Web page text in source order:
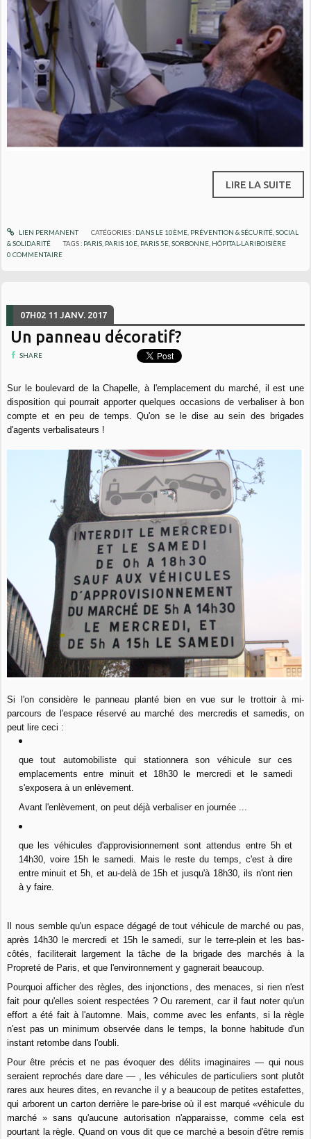
LIRE LA SUITE
LIEN PERMANENT CATÉGORIES : DANS LE 10ÈME, PRÉVENTION & SÉCURITÉ, SOCIAL
& SOLIDARITÉ
TAGS : PARIS PARIS 10E PARIS 5E ,SORBONNE HÔPITAL-LARIBOISIÈRE
0 COMMENTAIRE
07H02 11 JANV. 2017
Un panneau décoratif?
SHARE
Sur le boulevard de la Chapelle, à l'emplacement du marché, il est une
disposition qui pourrait apporter quelques occasions de verbaliser à bon
compte et en peu de temps. Qu'on se le dise au sein des brigades
d'agents verbalisateurs !
Si l'on considère le panneau planté bien en vue sur le trottoir à mi-
parcours de l'espace réservé au marché des mercredis et samedis, on
peut lire ceci :
que tout automobiliste qui stationnera son véhicule sur ces
emplacements entre minuit et 18h30 le mercredi et le samedi
s'exposera à un enlèvement.
Avant l'enlèvement, on peut déjà verbaliser en journée ...
que les véhicules d'approvisionnement sont attendus entre 5h et
14h30, voire 15h le samedi. Mais le reste du temps, c'est à dire
entre minuit et 5h, et au-delà de 15h et jusqu'à 18h30, ils n'ont rien
à y faire.
Il nous semble qu'un espace dégagé de tout véhicule de marché ou pas,
après 14h30 le mercredi et 15h le samedi, sur le terre-plein et les bas-
côtés, faciliterait largement la tâche de la brigade des marchés à la
Propreté de Paris, et que l'environnement y gagnerait beaucoup.
Pourquoi afficher des règles, des injonctions, des menaces, si rien n'est
fait pour qu'elles soient respectées ? Ou rarement, car il faut noter qu'un
effort a été fait à l'automne. Mais, comme avec les enfants, si la règle
n'est pas un minimum observée dans le temps, la bonne habitude d'un
instant retombe dans l'oubli.
Pour être précis et ne pas évoquer des délits imaginaires — qui nous
seraient reprochés dare dare — , les véhicules de particuliers sont plutôt
rares aux heures dites, en revanche il y a beaucoup de petites estafettes,
qui arborent un carton derrière le pare-brise où il est marqué «véhicule du
marché » sans qu'aucune autorisation n'apparaisse, comme cela est
pourtant la règle. Quand on vous dit que ce marché a besoin d'être remis